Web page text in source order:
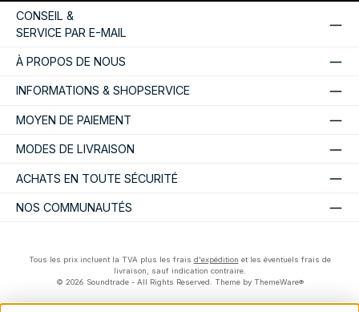
CONSEIL &
SERVICE PAR E-MAIL
À PROPOS DE NOUS
INFORMATIONS & SHOPSERVICE
MOYEN DE PAIEMENT
MODES DE LIVRAISON
ACHATS EN TOUTE SÉCURITÉ
NOS COMMUNAUTÉS
Tous les prix incluent la TVA plus les frais d'expédition et les éventuels frais de
livraison, sauf indication contraire.
© 2026 Soundtrade - All Rights Reserved. Theme by ThemeWare®